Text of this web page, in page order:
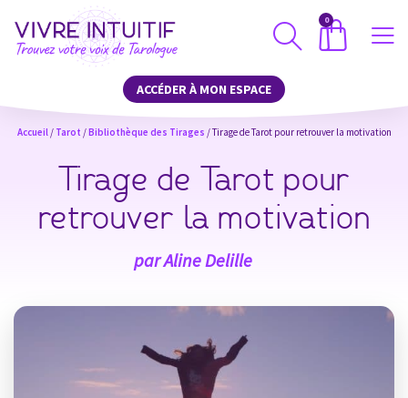
0
ACCÉDER À MON ESPACE
Accueil/ Tarot /Bibliothèque des Tirages / Tirage de Tarot pour retrouver la motivation
Tirage de Tarot pour
retrouver la motivation
parAline Delille